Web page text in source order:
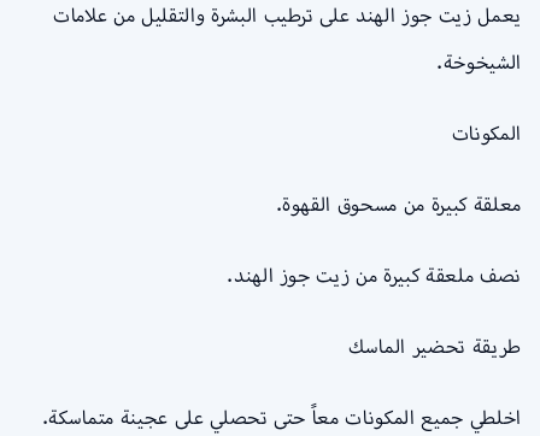
يعمل زيت جوز الهند على ترطيب البشرة والتقليل من علامات
الشيخوخة.
المكونات
معلقة كبيرة من مسحوق القهوة.
نصف ملعقة كبيرة من زيت جوز الهند.
طريقة تحضير الماسك
اخلطي جميع المكونات معاً حتى تحصلي على عجينة متماسكة.